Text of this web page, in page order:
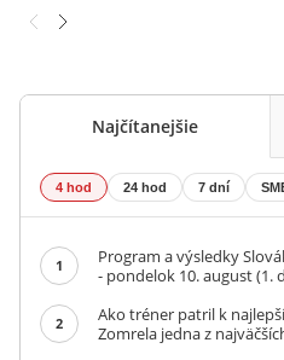
Najčítanejšie
4 hod 24 hod 7 dní
1
Program a výsledky
- pondelok 10. august (1.
2
Ako tréner patril k
Zomrela jedna z